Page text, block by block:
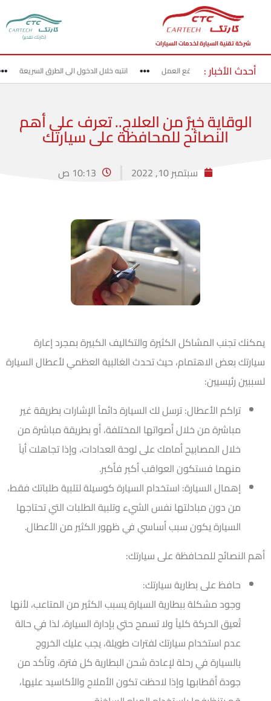
شركة تقنية السيارة لخدمات السيارات
(كارتك تقدير)
أحدث الأخبار :
قد بحذر في مناطق مواقع العمل انتبه خلال الدخول الى الطرق السريعة
الوقاية خيرٌ من العلاج.. تعرف على أهم
النصائح للمحافظة على سيارتك
سبتمبر 10, 2022 10:13 ص
يمكنك تجنب المشاكل الكثيرة والتكاليف الكبيرة بمجرد إعارة
سيارتك بعض الاهتمام، حيث تحدث الغالبية العظمي لأعطال السيارة
لسببين رئيسيين:
تراكم الأعطال: ترسل لك السيارة دائماً الإشارات بطريقة غير
مباشرة من خلال أصواتها المختلفة، أو بطريقة مباشرة من
خلال المصابيح أمامك على لوحة العدادات، وإذا تجاهلت أياً
منهما فستكون العواقب أكبر فأكبر.
إهمال السيارة: استخدام السيارة كوسيلة لتلبية طلباتك فقط،
من دون مبادلتها نفس الشيء وتلبية الطلبات التي تحتاجها
السيارة يكون سبب أساسي في ظهور الكثير من الأعطال.
أهم النصائح للمحافظة على سيارتك:
حافظ على بطارية سيارتك:
وجود مشكلة ببطارية السيارة يسبب الكثير من المتاعب، لأنها
تُعيق الحركة كلياً ولا تسمح حتي بإدارة السيارة، لذا في حالة
عدم استخدام سيارتك لفترات طويلة، يجب عليك الخروج
بالسيارة في رحلة لإعادة شحن البطارية كل فترة، وتأكد من
جودة أقطابها وإذا لاحظت تكون الأملاح والأكاسيد عليها،